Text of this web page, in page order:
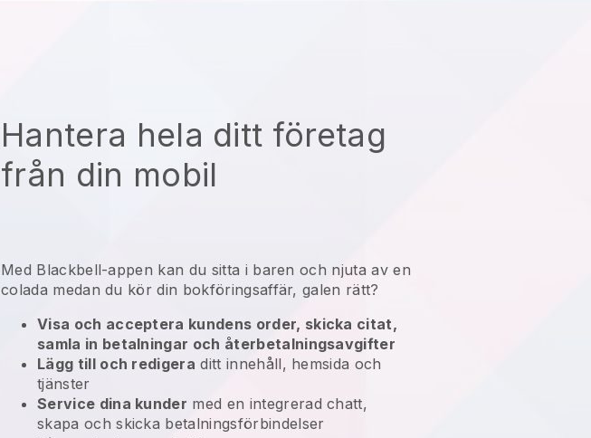
Hantera hela ditt företag
från din mobil
Med Blackbell-appen kan du sitta i baren och njuta av en
colada medan du kör din bokföringsaffär, galen rätt?
Visa och acceptera kundens order, skicka citat,
samla in betalningar och återbetalningsavgifter
Lägg till och redigera ditt innehåll, hemsida och
tjänster
Service dina kunder med en integrerad chatt,
skapa och skicka betalningsförbindelser